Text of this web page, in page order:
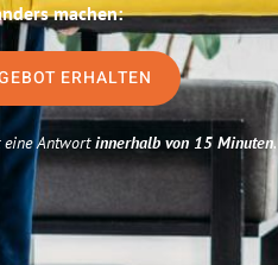
machen:
ERHALTEN
Antwortinnerhalb von 15 Minuten.